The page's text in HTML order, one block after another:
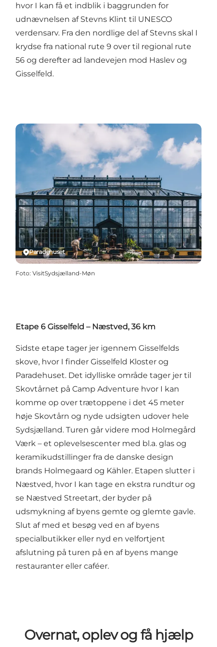
hvor I kan få et indblik i baggrunden for
udnævnelsen af Stevns Klint til UNESCO
verdensarv. Fra den nordlige del af Stevns skal I
krydse fra national rute 9 over til regional rute
56 og derefter ad landevejen mod Haslev og
Gisselfeld.
Paradehuset
Foto: VisitSydsjælland-Møn
Etape 6 Gisselfeld – Næstved, 36 km
Sidste etape tager jer igennem Gisselfelds
skove, hvor I finder Gisselfeld Kloster og
Paradehuset. Det idylliske område tager jer til
Skovtårnet på Camp Adventure hvor I kan
komme op over trætoppene i det 45 meter
høje Skovtårn og nyde udsigten udover hele
Sydsjælland. Turen går videre mod Holmegård
Værk – et oplevelsescenter med bl.a. glas og
keramikudstillinger fra de danske design
brands Holmegaard og Kähler. Etapen slutter i
Næstved, hvor I kan tage en ekstra rundtur og
se Næstved Streetart, der byder på
udsmykning af byens gemte og glemte gavle.
Slut af med et besøg ved en af byens
specialbutikker eller nyd en velfortjent
afslutning på turen på en af byens mange
restauranter eller caféer.
Overnat, oplev og få hjælp